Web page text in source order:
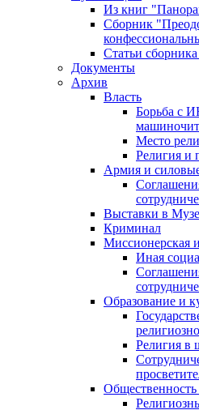
Из книг
Сборник
Статьи
Документы
Архив
Власть
Борьба с
Место
Религия и
Армия и
Выставки в
Криминал
Миссионерская
Иная
Образование и
Религия в